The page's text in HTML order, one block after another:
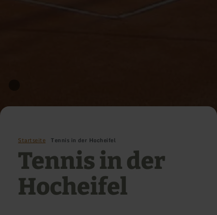
Startseite Tennis in der Hocheifel
Tennis in der
Hocheifel